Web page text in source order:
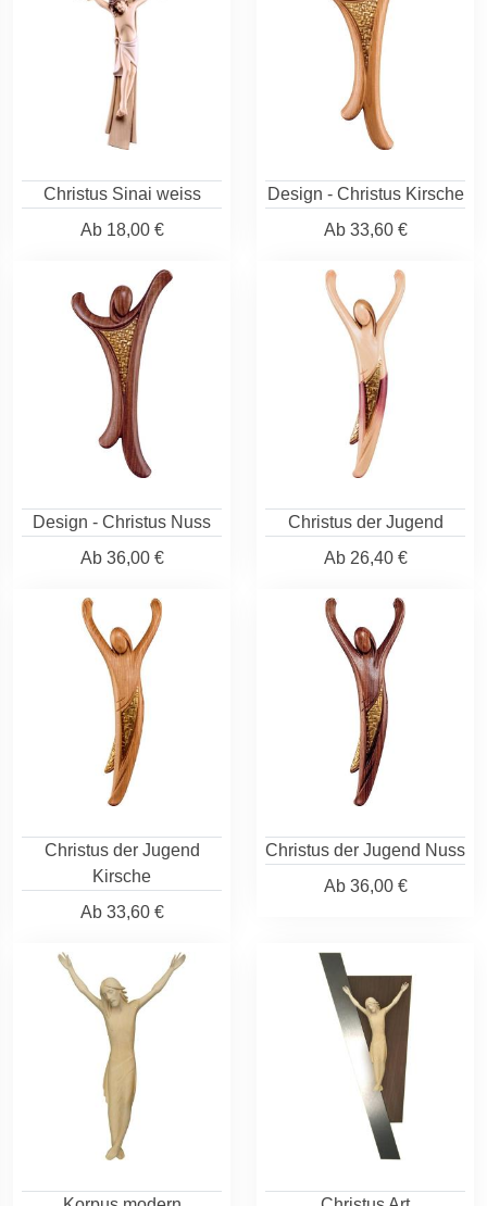
Christus Sinai weiss
Ab18,00 €
Design - Christus Kirsche
Ab33,60 €
Design - Christus Nuss
Ab36,00 €
Christus der Jugend
Ab26,40 €
Christus der Jugend
Kirsche
Ab33,60 €
Christus der Jugend Nuss
Ab36,00 €